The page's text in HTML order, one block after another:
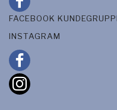
FACEBOOK
INSTAGRAM